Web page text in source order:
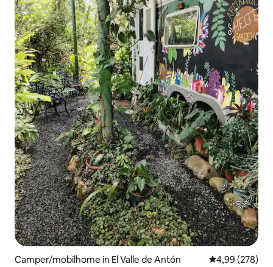
Camper/mobilhome in El Valle de Antón Gemiddelde
4,99 (278)